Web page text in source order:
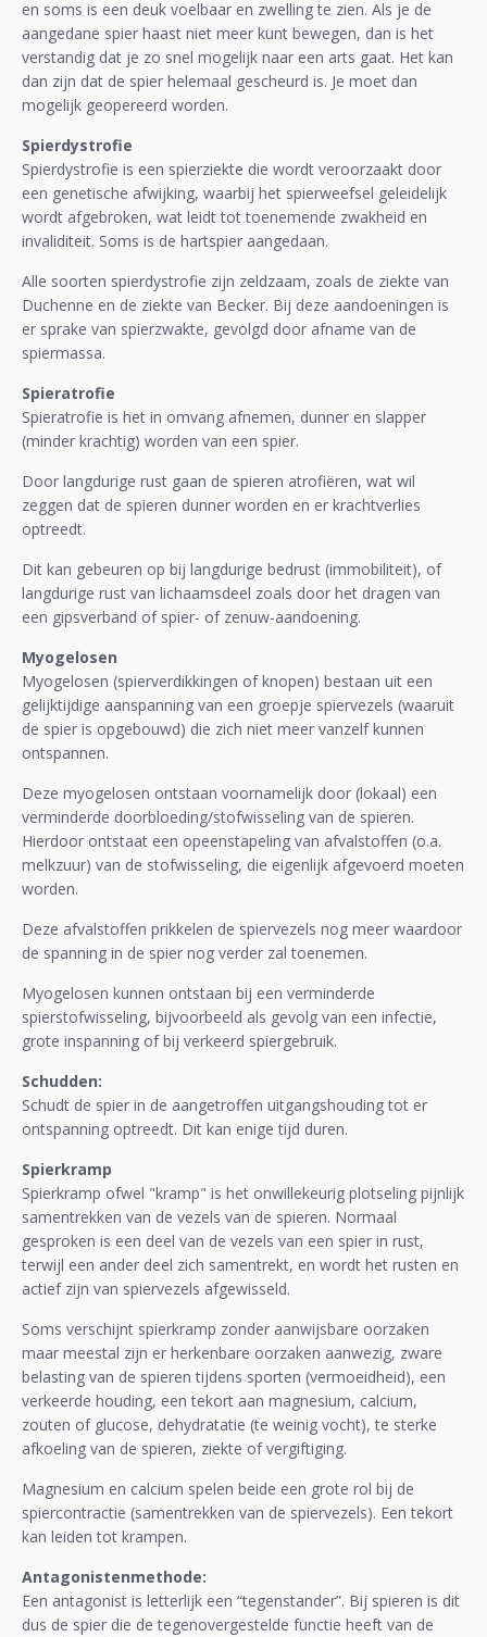
en soms is een deuk voelbaar en zwelling te zien. Als je de
aangedane spier haast niet meer kunt bewegen, dan is het
verstandig dat je zo snel mogelijk naar een arts gaat. Het kan
dan zijn dat de spier helemaal gescheurd is. Je moet dan
mogelijk geopereerd worden.
Spierdystrofie
Spierdystrofie is een spierziekte die wordt veroorzaakt door
een genetische afwijking, waarbij het spierweefsel geleidelijk
wordt afgebroken, wat leidt tot toenemende zwakheid en
invaliditeit. Soms is de hartspier aangedaan.
Alle soorten spierdystrofie zijn zeldzaam, zoals de ziekte van
Duchenne en de ziekte van Becker. Bij deze aandoeningen is
er sprake van spierzwakte, gevolgd door afname van de
spiermassa.
Spieratrofie
Spieratrofie is het in omvang afnemen, dunner en slapper
(minder krachtig) worden van een spier.
Door langdurige rust gaan de spieren atrofiëren, wat wil
zeggen dat de spieren dunner worden en er krachtverlies
optreedt.
Dit kan gebeuren op bij langdurige bedrust (immobiliteit), of
langdurige rust van lichaamsdeel zoals door het dragen van
een gipsverband of spier- of zenuw-aandoening.
Myogelosen
Myogelosen (spierverdikkingen of knopen) bestaan uit een
gelijktijdige aanspanning van een groepje spiervezels (waaruit
de spier is opgebouwd) die zich niet meer vanzelf kunnen
ontspannen.
Deze myogelosen ontstaan voornamelijk door (lokaal) een
verminderde doorbloeding/stofwisseling van de spieren.
Hierdoor ontstaat een opeenstapeling van afvalstoffen (o.a.
melkzuur) van de stofwisseling, die eigenlijk afgevoerd moeten
worden.
Deze afvalstoffen prikkelen de spiervezels nog meer waardoor
de spanning in de spier nog verder zal toenemen.
Myogelosen kunnen ontstaan bij een verminderde
spierstofwisseling, bijvoorbeeld als gevolg van een infectie,
grote inspanning of bij verkeerd spiergebruik.
Schudden:
Schudt de spier in de aangetroffen uitgangshouding tot er
ontspanning optreedt. Dit kan enige tijd duren.
Spierkramp
Spierkramp ofwel "kramp" is het onwillekeurig plotseling pijnlijk
samentrekken van de vezels van de spieren. Normaal
gesproken is een deel van de vezels van een spier in rust,
terwijl een ander deel zich samentrekt, en wordt het rusten en
actief zijn van spiervezels afgewisseld.
Soms verschijnt spierkramp zonder aanwijsbare oorzaken
maar meestal zijn er herkenbare oorzaken aanwezig, zware
belasting van de spieren tijdens sporten (vermoeidheid), een
verkeerde houding, een tekort aan magnesium, calcium,
zouten of glucose, dehydratatie (te weinig vocht), te sterke
afkoeling van de spieren, ziekte of vergiftiging.
Magnesium en calcium spelen beide een grote rol bij de
spiercontractie (samentrekken van de spiervezels). Een tekort
kan leiden tot krampen.
Antagonistenmethode:
Een antagonist is letterlijk een “tegenstander”. Bij spieren is dit
dus de spier die de tegenovergestelde functie heeft van de